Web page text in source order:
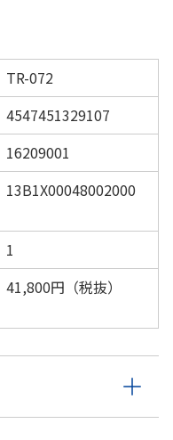
TR-072
4547451329107
16209001
13B1X00048002000
1
41,800円（税抜）